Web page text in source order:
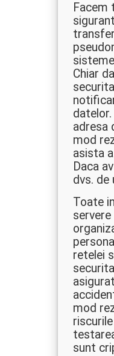
Facem
Chiar
adresa
mod
asista
Daca
dvs. de
Toate
retelei
mod
sunt